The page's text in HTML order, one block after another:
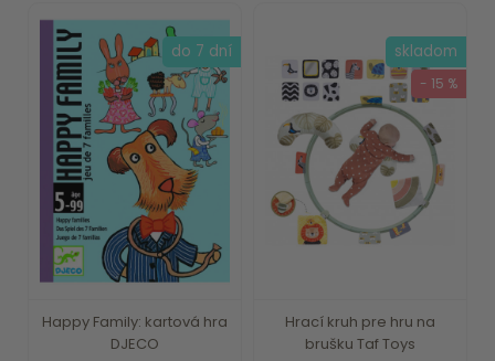
Happy Family: kartová hra
DJECO
do 7 dní
Hrací kruh pre hru na
brušku Taf Toys
skladom
- 15 %